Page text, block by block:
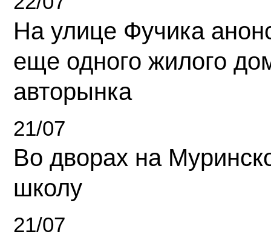
На улице Фучика
еще одного жилого
авторынка
21/07
Во дворах на
школу
21/07